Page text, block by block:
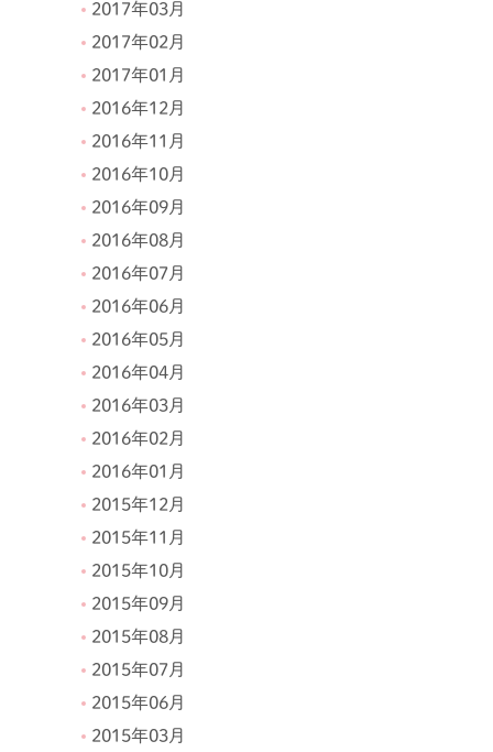
2017年03月
2017年02月
2017年01月
2016年12月
2016年11月
2016年10月
2016年09月
2016年08月
2016年07月
2016年06月
2016年05月
2016年04月
2016年03月
2016年02月
2016年01月
2015年12月
2015年11月
2015年10月
2015年09月
2015年08月
2015年07月
2015年06月
2015年03月